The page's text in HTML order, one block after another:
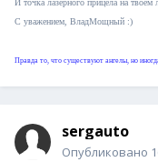
И точка лазерного прицела на твоём
C уважением, ВладМощный :)
Правда то, что существуют ангелы, но
sergauto
Опубликовано